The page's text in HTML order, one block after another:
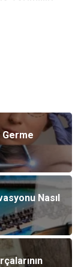
Germe
Nasıl